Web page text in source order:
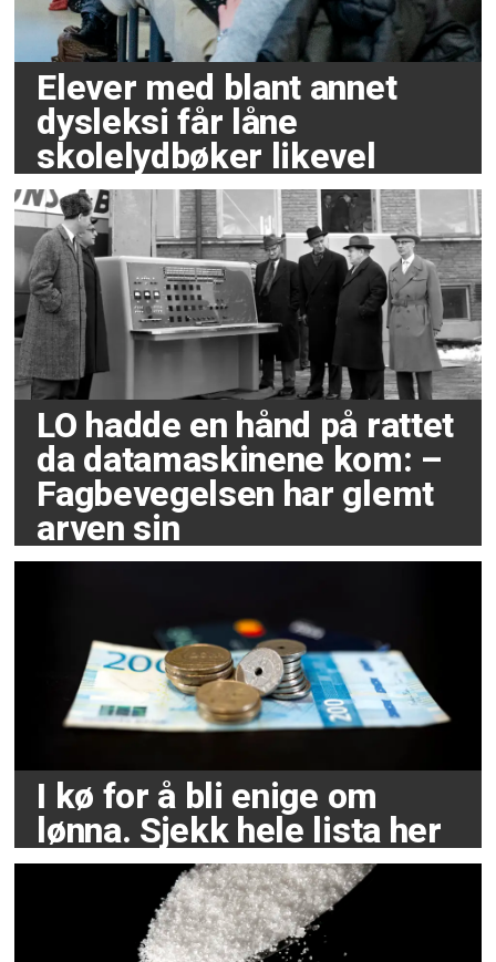
Elever med blant annet
dysleksi får låne
skolelydbøker likevel
LO hadde en hånd på rattet
da datamaskinene kom: –
Fagbevegelsen har glemt
arven sin
I kø for å bli enige om
lønna. Sjekk hele lista her